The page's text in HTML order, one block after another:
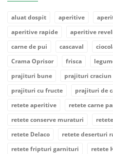
aluat dospit aperitive
aperitive rapide
aperitive
carne de pui
cascaval
Crama Oprisor
frisca
prajituri bune
prajituri craciun
prajituri cu fructe
prajituri de
retete aperitive
retete carne
retete conserve muraturi
retete Delaco
retete deserturi
retete fripturi garnituri
retete